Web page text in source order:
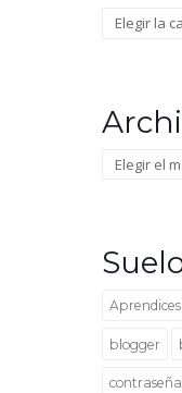
Categorías
Archivo
Aprendices
blogger